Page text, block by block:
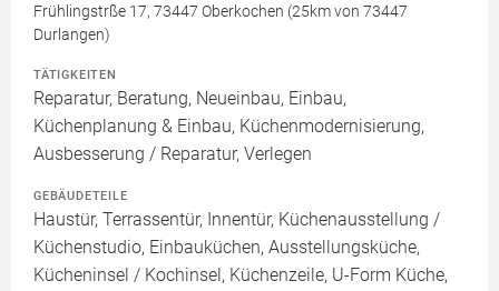
Frühlingstrße 17, 73447 Oberkochen (25km von 73447
Durlangen)
TÄTIGKEITEN
Reparatur, Beratung, Neueinbau, Einbau,
Küchenplanung & Einbau, Küchenmodernisierung,
Ausbesserung / Reparatur, Verlegen
GEBÄUDETEILE
Haustür, Terrassentür, Innentür, Küchenausstellung /
Küchenstudio, Einbauküchen, Ausstellungsküche,
Kücheninsel / Kochinsel, Küchenzeile, U-Form Küche,